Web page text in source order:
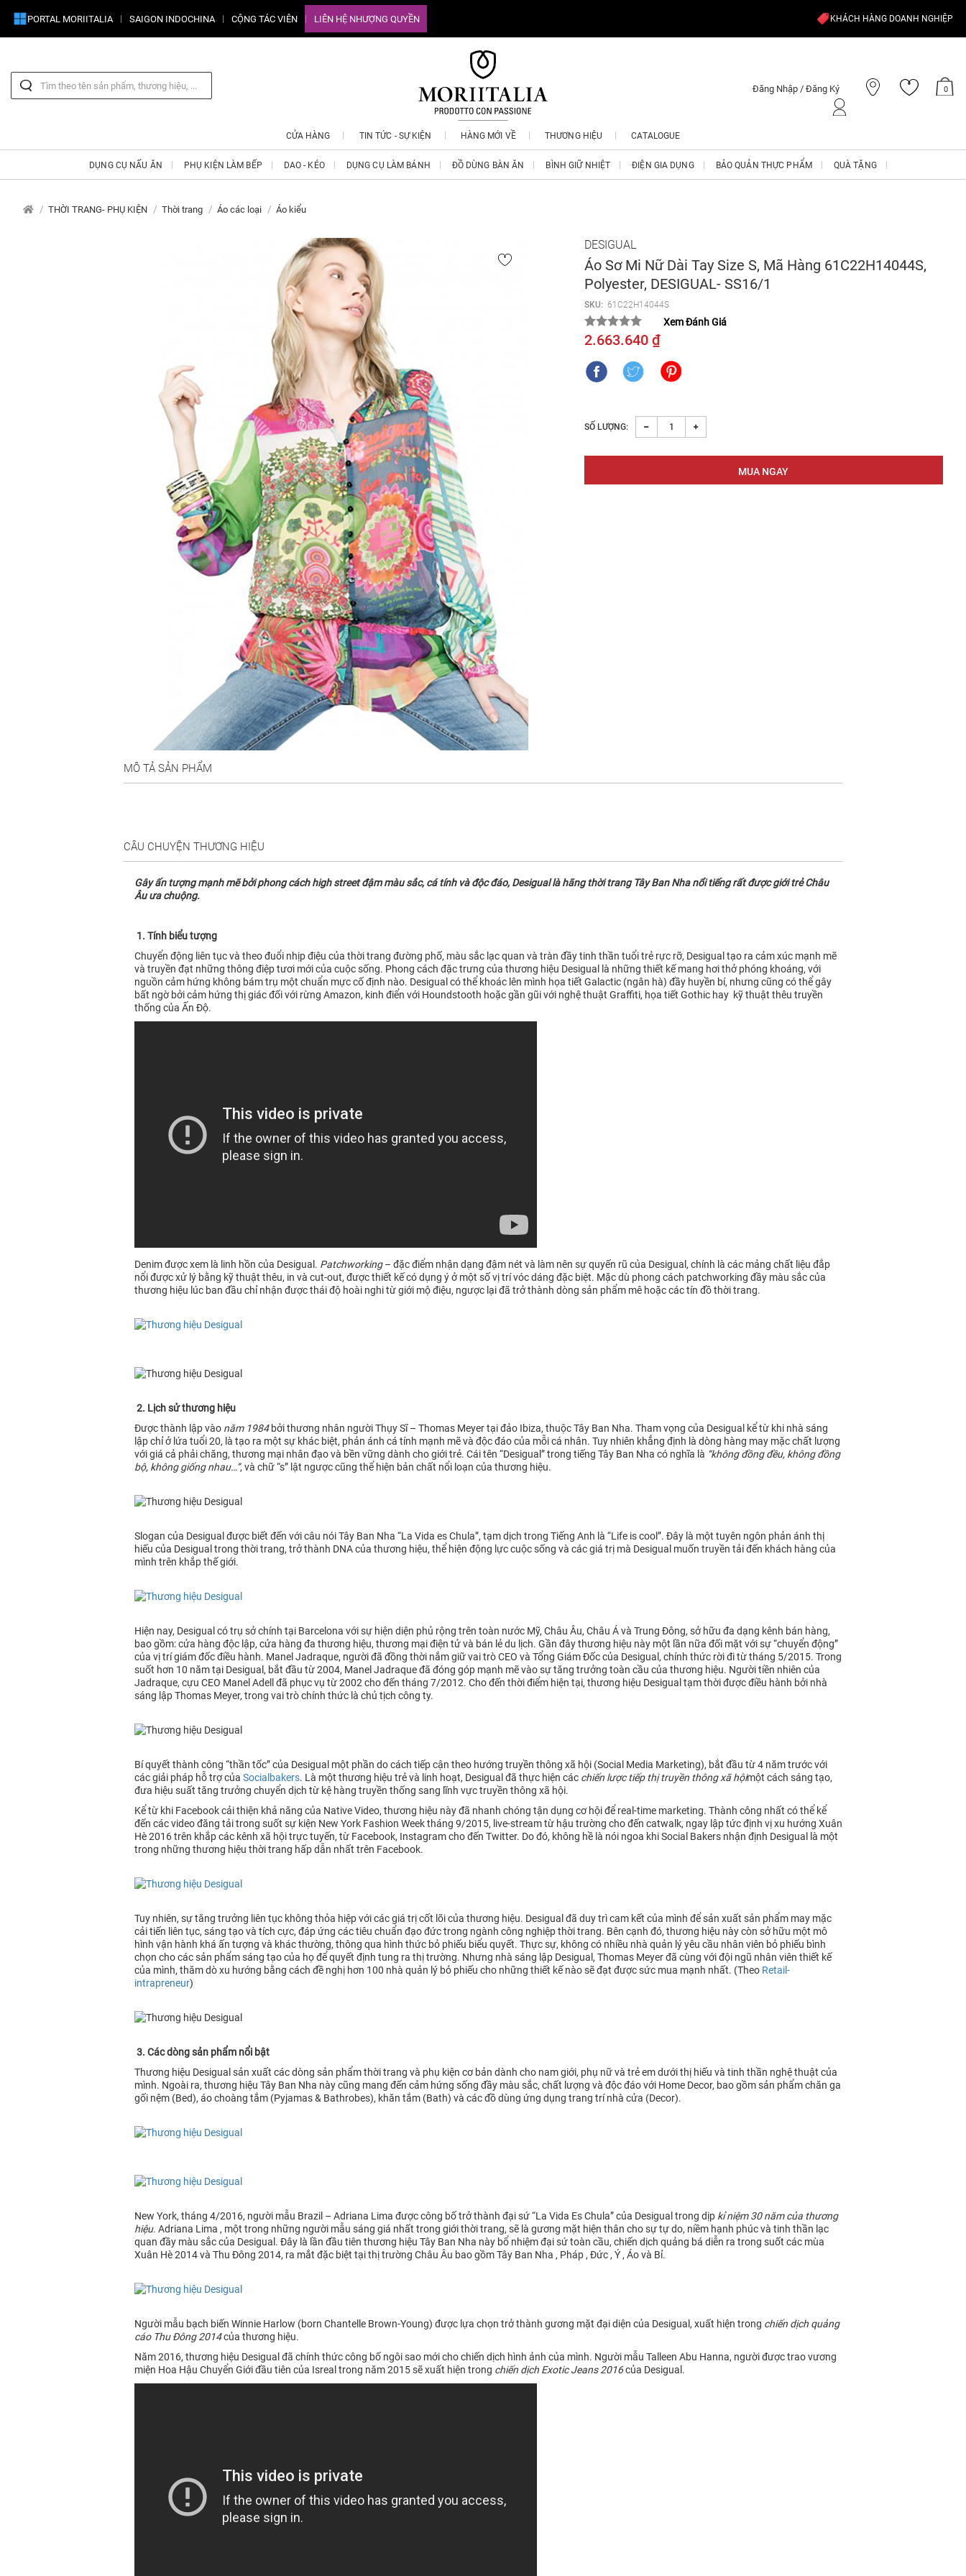
PORTAL MORIITALIA SAIGON INDOCHINA CỘNG TÁC VIÊN LIÊN HỆ NHƯỢNG QUYỀN KHÁCH HÀNG DOANH NGHIỆP
Đăng Nhập / Đăng Ký 0
CỬA HÀNG TIN TỨC - SỰ KIỆN HÀNG MỚI VỀ THƯƠNG HIỆU CATALOGUE
DỤNG CỤ NẤU ĂN PHỤ KIỆN LÀM BẾP DAO - KÉO DỤNG CỤ LÀM BÁNH ĐỒ DÙNG BÀN ĂN BÌNH GIỮ NHIỆT ĐIỆN GIA DỤNG BẢO QUẢN THỰC PHẨM QUÀ TẶNG
THỜI TRANG- PHỤ KIỆN Thời trang Áo các loại Áo kiểu
DESIGUAL
Áo Sơ Mi Nữ Dài Tay Size S, Mã Hàng 61C22H14044S,
Polyester, DESIGUAL- SS16/1
SKU: 61C22H14044S
Xem Đánh Giá
2.663.640 ₫
SỐ LƯỢNG:
MÔ TẢ SẢN PHẨM
CÂU CHUYỆN THƯƠNG HIỆU
Gây ấn tượng mạnh mẽ bởi phong cách high street đậm màu sắc, cá tính và độc đáo, Desigual là hãng thời trang Tây Ban Nha nổi tiếng rất được giới trẻ Châu
Âu ưa chuộng.
1. Tính biểu tượng
Chuyển động liên tục và theo đuổi nhịp điệu của thời trang đường phố, màu sắc lạc quan và tràn đầy tinh thần tuổi trẻ rực rỡ, Desigual tạo ra cảm xúc mạnh mẽ
và truyền đạt những thông điệp tươi mới của cuộc sống. Phong cách đặc trưng của thương hiệu Desigual là những thiết kế mang hơi thở phóng khoáng, với
nguồn cảm hứng không bám trụ một chuẩn mực cố định nào. Desigual có thể khoác lên mình họa tiết Galactic (ngân hà) đầy huyền bí, nhưng cũng có thể gây
bất ngờ bởi cảm hứng thị giác đối với rừng Amazon, kinh điển với Houndstooth hoặc gần gũi với nghệ thuật Graffiti, họa tiết Gothic hay kỹ thuật thêu truyền
thống của Ấn Độ.
Denim được xem là linh hồn của Desigual. Patchworking– đặc điểm nhận dạng đậm nét và làm nên sự quyến rũ của Desigual, chính là các mảng chất liệu đắp
nổi được xử lý bằng kỹ thuật thêu, in và cut-out, được thiết kế có dụng ý ở một số vị trí vóc dáng đặc biệt. Mặc dù phong cách patchworking đầy màu sắc của
thương hiệu lúc ban đầu chỉ nhận được thái độ hoài nghi từ giới mộ điệu, ngược lại đã trở thành dòng sản phẩm mê hoặc các tín đồ thời trang.
2. Lịch sử thương hiệu
Được thành lập vào năm 1984bởi thương nhân người Thụy Sĩ – Thomas Meyer tại đảo Ibiza, thuộc Tây Ban Nha. Tham vọng của Desigual kể từ khi nhà sáng
lập chỉ ở lứa tuổi 20, là tạo ra một sự khác biệt, phản ánh cá tính mạnh mẽ và độc đáo của mỗi cá nhân. Tuy nhiên khẳng định là dòng hàng may mặc chất lượng
với giá cả phải chăng, thương mại nhân đạo và bền vững dành cho giới trẻ. Cái tên “Desigual” trong tiếng Tây Ban Nha có nghĩa là “không đồng đều, không đồng
bộ, không giống nhau…”, và chữ “s” lật ngược cũng thể hiện bản chất nổi loạn của thương hiệu.
Slogan của Desigual được biết đến với câu nói Tây Ban Nha “La Vida es Chula”, tạm dịch trong Tiếng Anh là “Life is cool”. Đây là một tuyên ngôn phản ánh thị
hiếu của Desigual trong thời trang, trở thành DNA của thương hiệu, thể hiện động lực cuộc sống và các giá trị mà Desigual muốn truyền tải đến khách hàng của
mình trên khắp thế giới.
Hiện nay, Desigual có trụ sở chính tại Barcelona với sự hiện diện phủ rộng trên toàn nước Mỹ, Châu Âu, Châu Á và Trung Đông, sở hữu đa dạng kênh bán hàng,
bao gồm: cửa hàng độc lập, cửa hàng đa thương hiệu, thương mại điện tử và bán lẻ du lịch. Gần đây thương hiệu này một lần nữa đối mặt với sự “chuyển động”
của vị trí giám đốc điều hành. Manel Jadraque, người đã đồng thời nắm giữ vai trò CEO và Tổng Giám Đốc của Desigual, chính thức rời đi từ tháng 5/2015. Trong
suốt hơn 10 năm tại Desigual, bắt đầu từ 2004, Manel Jadraque đã đóng góp mạnh mẽ vào sự tăng trưởng toàn cầu của thương hiệu. Người tiền nhiên của
Jadraque, cựu CEO Manel Adell đã phục vụ từ 2002 cho đến tháng 7/2012. Cho đến thời điểm hiện tại, thương hiệu Desigual tạm thời được điều hành bởi nhà
sáng lập Thomas Meyer, trong vai trò chính thức là chủ tịch công ty.
Bí quyết thành công “thần tốc” của Desigual một phần do cách tiếp cận theo hướng truyền thông xã hội (Social Media Marketing), bắt đầu từ 4 năm trước với
các giải pháp hỗ trợ của Socialbakers. Là một thương hiệu trẻ và linh hoạt, Desigual đã thực hiện các chiến lược tiếp thị truyền thông xã hộimột cách sáng tạo,
đưa hiệu suất tăng trưởng chuyển dịch từ kệ hàng truyền thống sang lĩnh vực truyền thông xã hội.
Kể từ khi Facebook cải thiện khả năng của Native Video, thương hiệu này đã nhanh chóng tận dụng cơ hội để real-time marketing. Thành công nhất có thể kể
đến các video đăng tải trong suốt sự kiện New York Fashion Week tháng 9/2015, live-stream từ hậu trường cho đến catwalk, ngay lập tức định vị xu hướng Xuân
Hè 2016 trên khắp các kênh xã hội trực tuyến, từ Facebook, Instagram cho đến Twitter. Do đó, không hề là nói ngoa khi Social Bakers nhận định Desigual là một
trong những thương hiệu thời trang hấp dẫn nhất trên Facebook.
Tuy nhiên, sự tăng trưởng liên tục không thỏa hiệp với các giá trị cốt lõi của thương hiệu. Desigual đã duy trì cam kết của mình để sản xuất sản phẩm may mặc
cải tiến liên tục, sáng tạo và tích cực, đáp ứng các tiêu chuẩn đạo đức trong ngành công nghiệp thời trang. Bên cạnh đó, thương hiệu này còn sở hữu một mô
hình vận hành khá ấn tượng và khác thường, thông qua hình thức bỏ phiếu biểu quyết. Thực sự, không có nhiều nhà quản lý yêu cầu nhân viên bỏ phiếu bình
chọn cho các sản phẩm sáng tạo của họ để quyết định tung ra thị trường. Nhưng nhà sáng lập Desigual, Thomas Meyer đã cùng với đội ngũ nhân viên thiết kế
của mình, thăm dò xu hướng bằng cách đề nghị hơn 100 nhà quản lý bỏ phiếu cho những thiết kế nào sẽ đạt được sức mua mạnh nhất. (Theo Retail-
intrapreneur)
3. Các dòng sản phẩm nổi bật
Thương hiệu Desigual sản xuất các dòng sản phẩm thời trang và phụ kiện cơ bản dành cho nam giới, phụ nữ và trẻ em dưới thị hiếu và tinh thần nghệ thuật của
mình. Ngoài ra, thương hiệu Tây Ban Nha này cũng mang đến cảm hứng sống đầy màu sắc, chất lượng và độc đáo với Home Decor, bao gồm sản phẩm chăn ga
gối nệm (Bed), áo choàng tắm (Pyjamas & Bathrobes), khăn tắm (Bath) và các đồ dùng ứng dụng trang trí nhà cửa (Decor).
New York, tháng 4/2016, người mẫu Brazil – Adriana Lima được công bố trở thành đại sứ “La Vida Es Chula” của Desigual trong dịp kỉ niệm 30 năm của thương
hiệu. Adriana Lima , một trong những người mẫu sáng giá nhất trong giới thời trang, sẽ là gương mặt hiện thân cho sự tự do, niềm hạnh phúc và tinh thần lạc
quan đầy màu sắc của Desigual. Đây là lần đầu tiên thương hiệu Tây Ban Nha này bổ nhiệm đại sứ toàn cầu, chiến dịch quảng bá diễn ra trong suốt các mùa
Xuân Hè 2014 và Thu Đông 2014, ra mắt đặc biệt tại thị trường Châu Âu bao gồm Tây Ban Nha , Pháp , Đức , Ý , Áo và Bỉ.
Người mẫu bạch biến Winnie Harlow (born Chantelle Brown-Young) được lựa chọn trở thành gương mặt đại diện của Desigual, xuất hiện trong chiến dịch quảng
cáo Thu Đông 2014của thương hiệu.
Năm 2016, thương hiệu Desigual đã chính thức công bố ngôi sao mới cho chiến dịch hình ảnh của mình. Người mẫu Talleen Abu Hanna, người được trao vương
miện Hoa Hậu Chuyển Giới đầu tiên của Isreal trong năm 2015 sẽ xuất hiện trong chiến dịch Exotic Jeans 2016của Desigual.